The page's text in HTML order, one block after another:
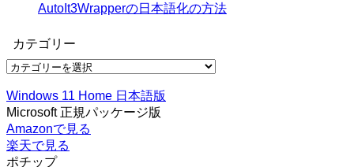
AutoIt3Wrapperの日本語化の方法
カテゴリー
カ
ゴ
リ
ー
Windows 11 Home 日本語版
Microsoft 正規パッケージ版
Amazonで見る
楽天で見る
ポチップ